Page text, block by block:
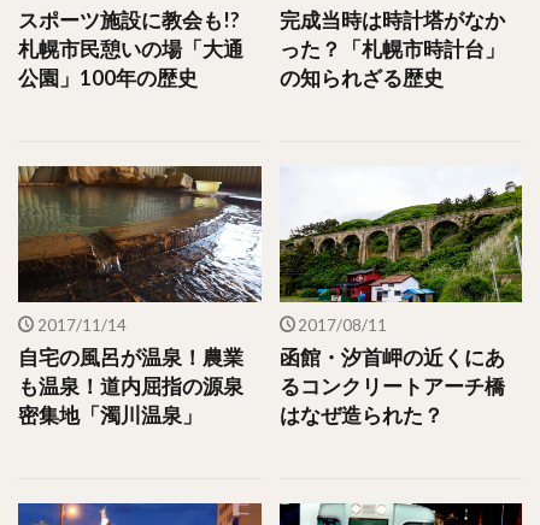
スポーツ施設に教会も!?
札幌市民憩いの場「大通
公園」100年の歴史
完成当時は時計塔がなか
った？「札幌市時計台」
の知られざる歴史
2017/11/14
自宅の風呂が温泉！農業
も温泉！道内屈指の源泉
密集地「濁川温泉」
2017/08/11
函館・汐首岬の近くにあ
るコンクリートアーチ橋
はなぜ造られた？